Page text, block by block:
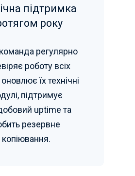
підтримка
року
регулярно
роботу всіх
оновлює їх технічні
підтримує
uptime та
резервне
копіювання.